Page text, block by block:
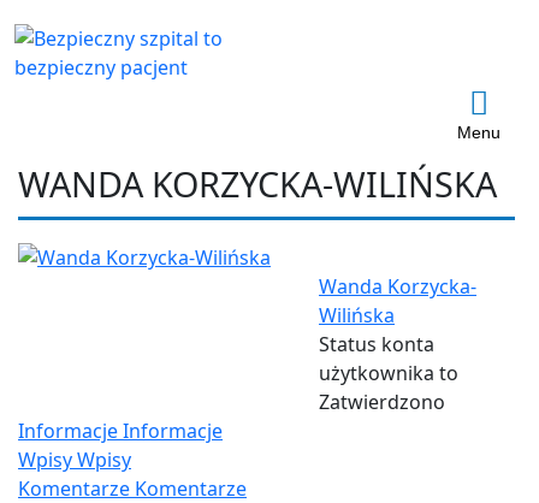
Menu
WANDA KORZYCKA-WILIŃSKA
Wanda Korzycka-
Wilińska
Status konta
użytkownika to
Zatwierdzono
InformacjeInformacje
WpisyWpisy
Komentarze Komentarze